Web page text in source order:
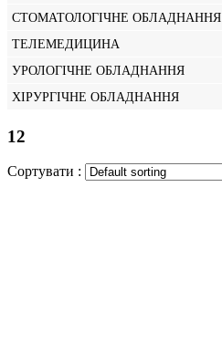
СТОМАТОЛОГІЧНЕ ОБЛАДНАННЯ
ТЕЛЕМЕДИЦИНА
УРОЛОГІЧНЕ ОБЛАДНАННЯ
ХІРУРГІЧНЕ ОБЛАДНАННЯ
12
Сортувати :